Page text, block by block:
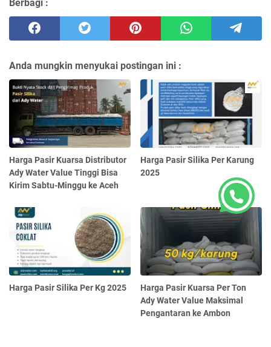
Berbagi :
Anda mungkin menyukai postingan ini :
Harga Pasir Kuarsa Distributor
Ady Water Value Tinggi Bisa
Kirim Sabtu-Minggu ke Aceh
Harga Pasir Silika Per Karung
2025
Harga Pasir Silika Per Kg 2025
Harga Pasir Kuarsa Per Ton
Ady Water Value Maksimal
Pengantaran ke Ambon